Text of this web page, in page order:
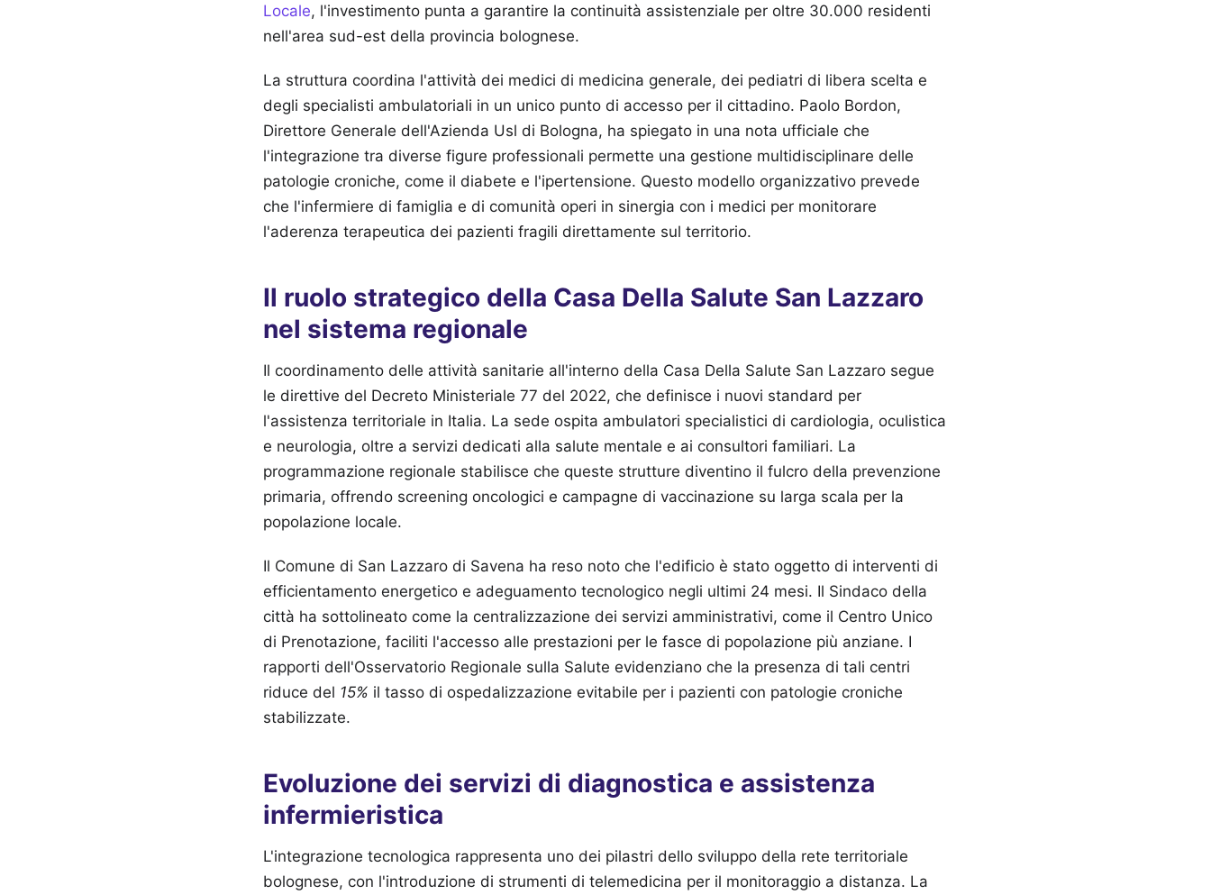
Locale, l'investimento punta a garantire la continuità assistenziale per oltre 30.000 residenti
nell'area sud-est della provincia bolognese.
La struttura coordina l'attività dei medici di medicina generale, dei pediatri di libera scelta e
degli specialisti ambulatoriali in un unico punto di accesso per il cittadino. Paolo Bordon,
Direttore Generale dell'Azienda Usl di Bologna, ha spiegato in una nota ufficiale che
l'integrazione tra diverse figure professionali permette una gestione multidisciplinare delle
patologie croniche, come il diabete e l'ipertensione. Questo modello organizzativo prevede
che l'infermiere di famiglia e di comunità operi in sinergia con i medici per monitorare
l'aderenza terapeutica dei pazienti fragili direttamente sul territorio.
Il ruolo strategico della Casa Della Salute San Lazzaro
nel sistema regionale
Il coordinamento delle attività sanitarie all'interno della Casa Della Salute San Lazzaro segue
le direttive del Decreto Ministeriale 77 del 2022, che definisce i nuovi standard per
l'assistenza territoriale in Italia. La sede ospita ambulatori specialistici di cardiologia, oculistica
e neurologia, oltre a servizi dedicati alla salute mentale e ai consultori familiari. La
programmazione regionale stabilisce che queste strutture diventino il fulcro della prevenzione
primaria, offrendo screening oncologici e campagne di vaccinazione su larga scala per la
popolazione locale.
Il Comune di San Lazzaro di Savena ha reso noto che l'edificio è stato oggetto di interventi di
efficientamento energetico e adeguamento tecnologico negli ultimi 24 mesi. Il Sindaco della
città ha sottolineato come la centralizzazione dei servizi amministrativi, come il Centro Unico
di Prenotazione, faciliti l'accesso alle prestazioni per le fasce di popolazione più anziane. I
rapporti dell'Osservatorio Regionale sulla Salute evidenziano che la presenza di tali centri
riduce del 15% il tasso di ospedalizzazione evitabile per i pazienti con patologie croniche
stabilizzate.
Evoluzione dei servizi di diagnostica e assistenza
infermieristica
L'integrazione tecnologica rappresenta uno dei pilastri dello sviluppo della rete territoriale
bolognese, con l'introduzione di strumenti di telemedicina per il monitoraggio a distanza. La